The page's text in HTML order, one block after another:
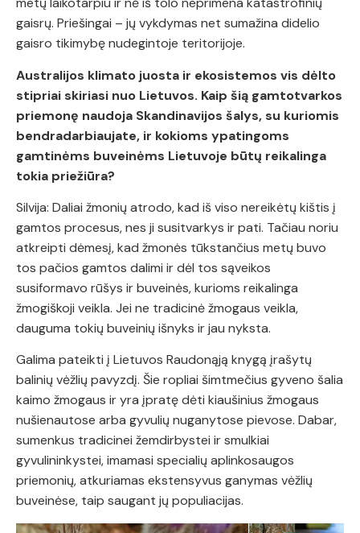
gaisrų. Priešingai – jų vykdymas net sumažina didelio
gaisro tikimybę nudegintoje teritorijoje.
Australijos klimato juosta ir ekosistemos vis dėlto
stipriai skiriasi nuo Lietuvos. Kaip šią gamtotvarkos
priemonę naudoja Skandinavijos šalys, su kuriomis
bendradarbiaujate, ir kokioms ypatingoms
gamtinėms buveinėms Lietuvoje būtų reikalinga
tokia priežiūra?
Silvija: Daliai žmonių atrodo, kad iš viso nereikėtų kištis į
gamtos procesus, nes ji susitvarkys ir pati. Tačiau noriu
atkreipti dėmesį, kad žmonės tūkstančius metų buvo
tos pačios gamtos dalimi ir dėl tos sąveikos
susiformavo rūšys ir buveinės, kurioms reikalinga
žmogiškoji veikla. Jei ne tradicinė žmogaus veikla,
dauguma tokių buveinių išnyks ir jau nyksta.
Galima pateikti į Lietuvos Raudonąją knygą įrašytų
balinių vėžlių pavyzdį. Šie ropliai šimtmečius gyveno šalia
kaimo žmogaus ir yra įpratę dėti kiaušinius žmogaus
nušienautose arba gyvulių nuganytose pievose. Dabar,
sumenkus tradicinei žemdirbystei ir smulkiai
gyvulininkystei, imamasi specialių aplinkosaugos
priemonių, atkuriamas ekstensyvus ganymas vėžlių
buveinėse, taip saugant jų populiacijas.